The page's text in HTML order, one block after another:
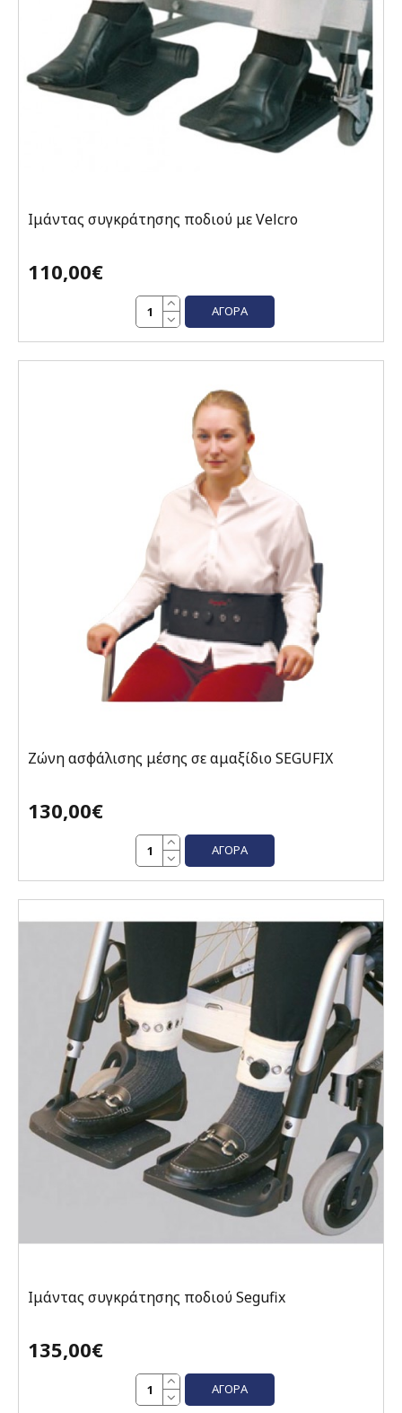
Ιμάντας συγκράτησης ποδιού με Velcro
110,00€
ΑΓΟΡΆ
Ζώνη ασφάλισης μέσης σε αμαξίδιο SEGUFIX
130,00€
ΑΓΟΡΆ
Ιμάντας συγκράτησης ποδιού Segufix
135,00€
ΑΓΟΡΆ